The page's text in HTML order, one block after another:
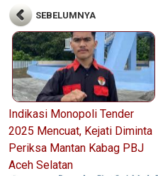
SEBELUMNYA
Indikasi Monopoli Tender
2025 Mencuat, Kejati Diminta
Periksa Mantan Kabag PBJ
Aceh Selatan